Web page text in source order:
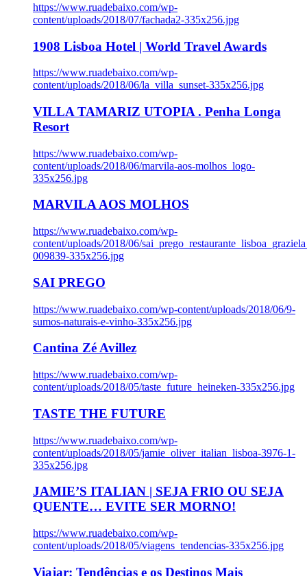
https://www.ruadebaixo.com/wp-
content/uploads/2018/07/fachada2-335x256.jpg
1908 Lisboa Hotel | World Travel Awards
https://www.ruadebaixo.com/wp-
content/uploads/2018/06/la_villa_sunset-335x256.jpg
VILLA TAMARIZ UTOPIA . Penha Longa
Resort
https://www.ruadebaixo.com/wp-
content/uploads/2018/06/marvila-aos-molhos_logo-
335x256.jpg
MARVILA AOS MOLHOS
https://www.ruadebaixo.com/wp-
content/uploads/2018/06/
009839-335x256.jpg
SAI PREGO
https://www.ruadebaixo.com/wp-content/uploads/2018/06/9-
sumos-naturais-e-vinho-335x256.jpg
Cantina Zé Avillez
https://www.ruadebaixo.com/wp-
content/uploads/2018/05/taste_future_heineken-335x256.jpg
TASTE THE FUTURE
https://www.ruadebaixo.com/wp-
content/uploads/2018/05/jamie_oliver_italian_lisboa-3976-1-
335x256.jpg
JAMIE’S ITALIAN | SEJA FRIO OU SEJA
QUENTE… EVITE SER MORNO!
https://www.ruadebaixo.com/wp-
content/uploads/2018/05/viagens_tendencias-335x256.jpg
Viajar: Tendências e os Destinos Mais